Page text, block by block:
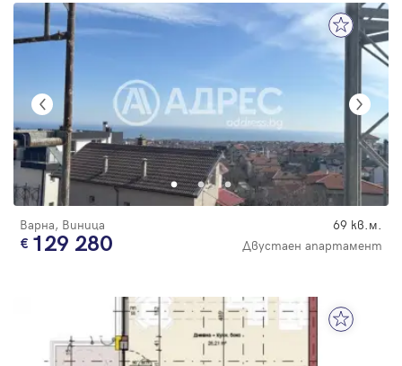
Варна, Виница 69 кв.м.
129 280 Двустаен апартамент